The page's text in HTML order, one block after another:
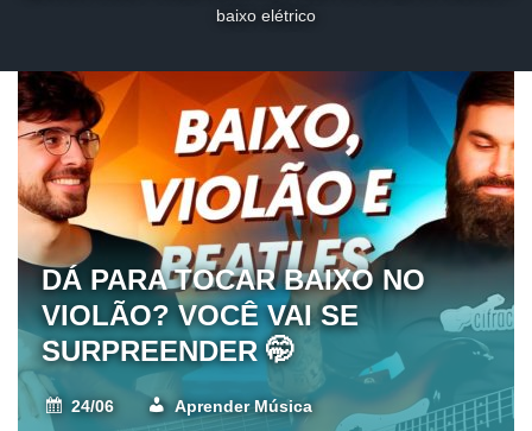
baixo elétrico
DÁ PARA TOCAR BAIXO NO
VIOLÃO? VOCÊ VAI SE
SURPREENDER 🤭
24/06 Aprender Música